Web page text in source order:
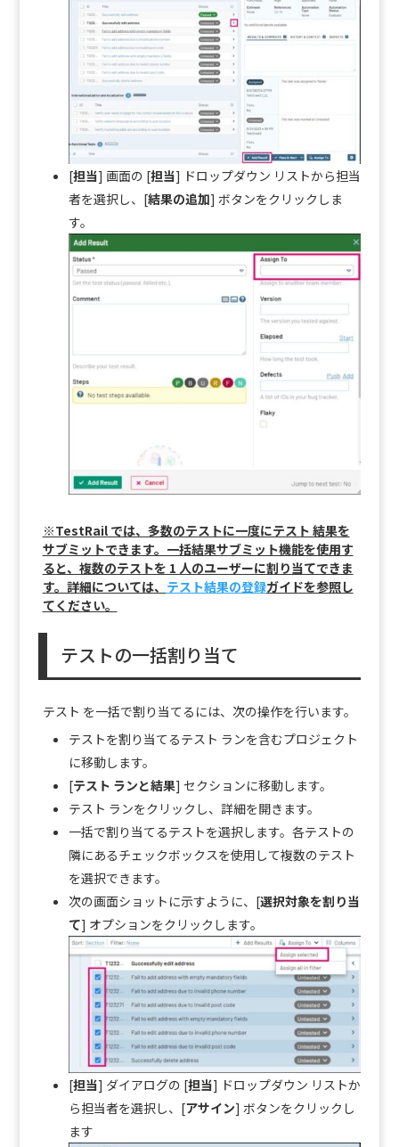
[担当] 画面の [担当] ドロップダウン リストから担当
者を選択し、[結果の追加] ボタンをクリックしま
す。
※TestRail では、多数のテストに一度にテスト 結果を
サブミットできます。一括結果サブミット機能を使用す
ると、複数のテストを 1 人のユーザーに割り当てできま
す。詳細については、 テスト結果の登録ガイドを参照し
てください。
テストの一括割り当て
テスト を一括で割り当てるには、次の操作を行います。
テストを割り当てるテスト ランを含むプロジェクト
に移動します。
[テスト ランと結果] セクションに移動します。
テスト ランをクリックし、詳細を開きます。
一括で割り当てるテストを選択します。各テストの
隣にあるチェックボックスを使用して複数のテスト
を選択できます。
次の画面ショットに示すように、[選択対象を割り当
て] オプションをクリックします。
[担当] ダイアログの [担当] ドロップダウン リストか
ら担当者を選択し、[アサイン] ボタンをクリックし
ます